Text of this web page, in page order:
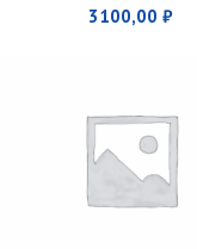
3100,00 ₽